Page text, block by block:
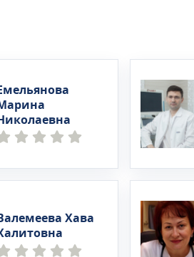
Хава